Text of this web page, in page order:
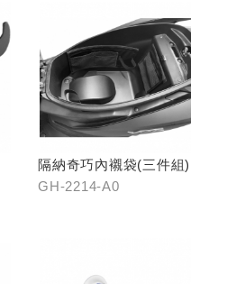
隔納奇巧內襯袋(三件組)
GH-2214-A0